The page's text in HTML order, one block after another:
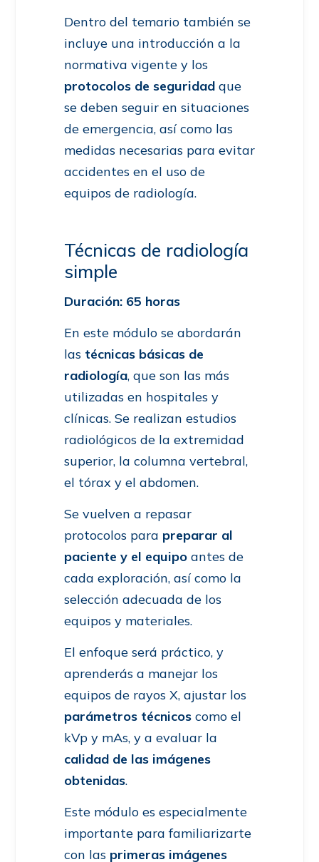
Dentro del temario también se
incluye una introducción a la
normativa vigente y los
protocolos de seguridad que
se deben seguir en situaciones
de emergencia, así como las
medidas necesarias para evitar
accidentes en el uso de
equipos de radiología.
Técnicas de radiología
simple
Duración: 65 horas
En este módulo se abordarán
las técnicas básicas de
radiología, que son las más
utilizadas en hospitales y
clínicas. Se realizan estudios
radiológicos de la extremidad
superior, la columna vertebral,
el tórax y el abdomen.
Se vuelven a repasar
protocolos para preparar al
paciente y el equipo antes de
cada exploración, así como la
selección adecuada de los
equipos y materiales.
El enfoque será práctico, y
aprenderás a manejar los
equipos de rayos X, ajustar los
parámetros técnicos como el
kVp y mAs, y a evaluar la
calidad de las imágenes
obtenidas.
Este módulo es especialmente
importante para familiarizarte
con las primeras imágenes